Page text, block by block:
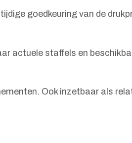
goedkeuring van de
actuele staffels en
Ook inzetbaar als